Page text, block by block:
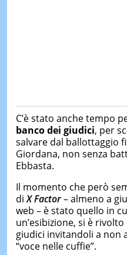
C’è stato anche tempo
banco dei giudici, per
salvare dal ballottaggio
Giordana, non senza
Ebbasta.
Il momento che però
diX Factor– almeno a
web – è stato quello in
un’esibizione, si è
giudici invitandoli a non
“voce nelle cuffie”.